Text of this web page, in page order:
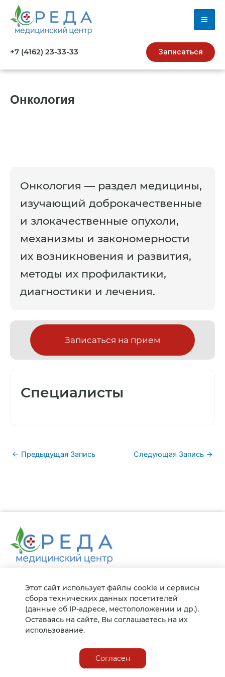
Записаться
+7 (4162) 23-33-33
Онкология
Онкология — раздел медицины,
изучающий доброкачественные
и злокачественные опухоли,
механизмы и закономерности
их возникновения и развития,
методы их профилактики,
диагностики и лечения.
Записаться на прием
Специалисты
← Предыдущая Запись Следующая Запись →
содержание имеет информационный характер.
Лицензия № Л041-01123-28/00361201 от 31.03.2021 г.
Политика обработки персональных данных
ул. Больничная, 27
Этот сайт использует файлы cookie и сервисы
сбора технических данных посетителей
(данные об IP-адресе, местоположении и др.).
Оставаясь на сайте, Вы соглашаетесь на их
использование.
Согласен